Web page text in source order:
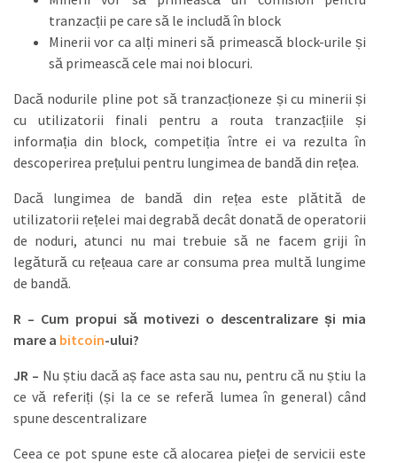
tranzacții pe care să le includă în block
Minerii vor ca alți mineri să primească block-urile și
să primească cele mai noi blocuri.
Dacă nodurile pline pot să tranzacționeze și cu minerii și
cu utilizatorii finali pentru a routa tranzacțiile și
informația din block, competiția între ei va rezulta în
descoperirea prețului pentru lungimea de bandă din rețea.
Dacă lungimea de bandă din rețea este plătită de
utilizatorii rețelei mai degrabă decât donată de operatorii
de noduri, atunci nu mai trebuie să ne facem griji în
legătură cu rețeaua care ar consuma prea multă lungime
de bandă.
R – Cum propui să motivezi o descentralizare și mia
mare a bitcoin-ului?
JR – Nu știu dacă aș face asta sau nu, pentru că nu știu la
ce vă referiți (și la ce se referă lumea în general) când
spune descentralizare
Ceea ce pot spune este că alocarea pieței de servicii este